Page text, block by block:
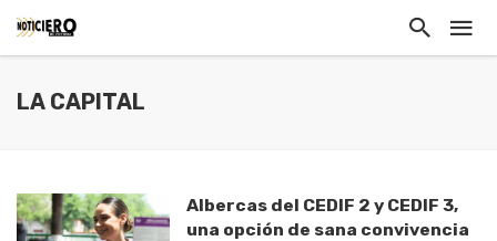
LA CAPITAL
Albercas del CEDIF 2 y CEDIF 3,
una opción de sana convivencia